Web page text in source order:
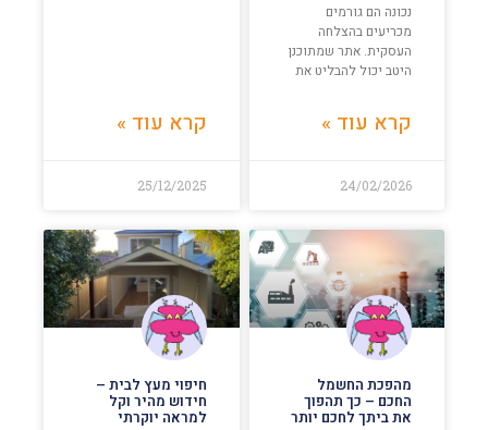
נכונה הם גורמים
מכריעים בהצלחה
העסקית. אתר שמתוכנן
היטב יכול להבליט את
קרא עוד »
24/02/2026
קרא עוד »
25/12/2025
מהפכת החשמל
החכם – כך תהפוך
את ביתך לחכם יותר
חיפוי מעץ לבית –
חידוש מהיר וקל
למראה יוקרתי